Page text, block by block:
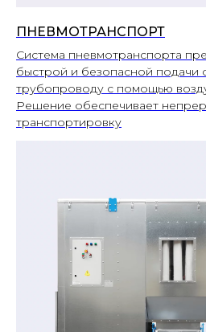
ПНЕВМОТРАНСПОРТ
Система пневмотранспорта
быстрой и безопасной подачи
трубопроводу с помощью
Решение обеспечивает
транспортировку